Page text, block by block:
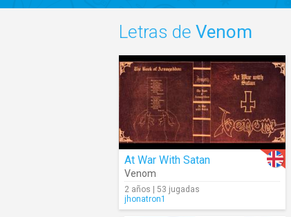
Letras de Venom
At War With Satan
Venom
2 años | 53 jugadas
jhonatron1